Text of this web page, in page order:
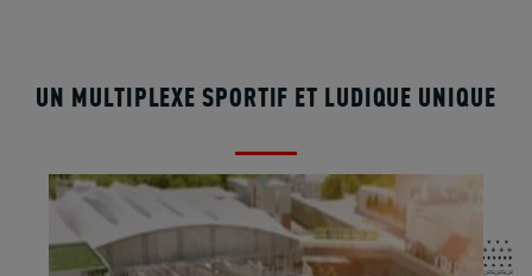
UN MULTIPLEXE SPORTIF ET LUDIQUE UNIQUE